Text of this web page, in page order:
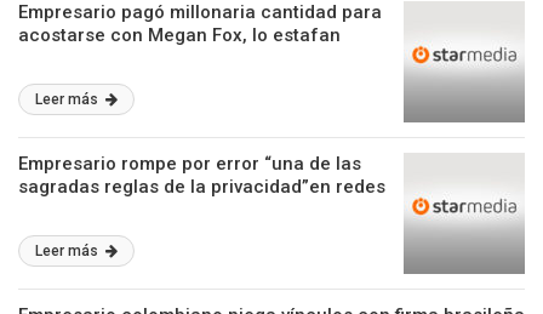
Empresario pagó millonaria cantidad para
acostarse con Megan Fox, lo estafan
Leer más
Empresario rompe por error “una de las
sagradas reglas de la privacidad”en redes
Leer más